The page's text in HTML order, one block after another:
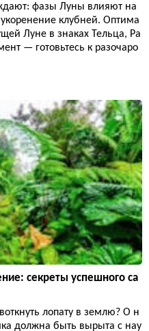
фазы Луны влияют на
клубней. Оптима
Луне в знаках Тельца, Ра
— готовьтесь к разочаро
секреты успешного са
лопату в землю? О н
должна быть вырыта с нау